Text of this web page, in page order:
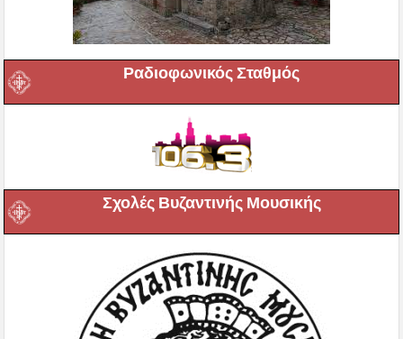
Ραδιοφωνικός Σταθμός
Σχολές Βυζαντινής Μουσικής